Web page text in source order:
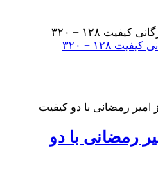
۱۲۸ + ۳۲۰
امیر رمضانی با دو کیفیت
رمضانی با دو